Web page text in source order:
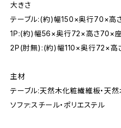
大きさ
テーブル:(約)幅150×奥行70×高
1P:(約)幅56×奥行72×高さ70×
2P(肘無):(約)幅110×奥行72×高
主材
テーブル:天然木化粧繊維板・天然
ソファ:スチール・ポリエステル